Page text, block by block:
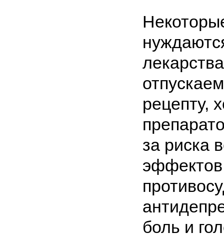
рецепту,
за риска
боль и